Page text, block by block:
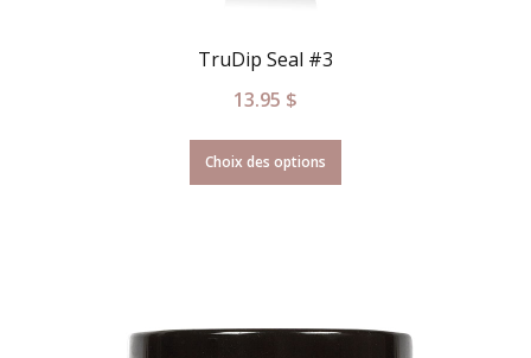
TruDip Seal #3
13.95 $
Choix des options